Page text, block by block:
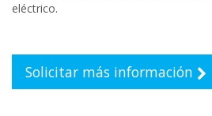
eléctrico.
Solicitar más información